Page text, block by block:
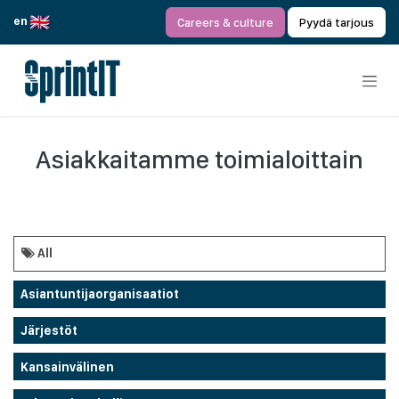
en
Careers & culture Pyydä tarjous
Asiakkaitamme toimialoittain
All
Asiantuntijaorganisaatiot
Järjestöt
Kansainvälinen